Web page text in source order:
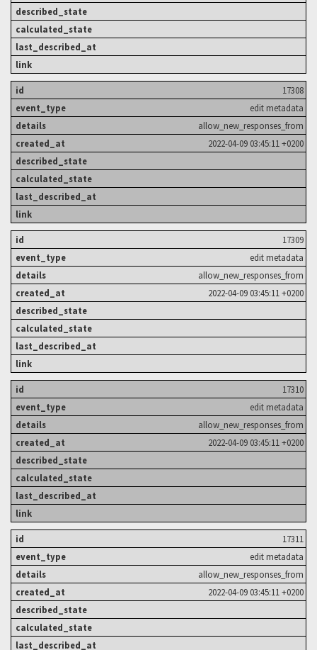
17308
edit metadata
allow_new_responses_from
2022-04-09 03:45:11 +0200
17309
edit metadata
allow_new_responses_from
2022-04-09 03:45:11 +0200
17310
edit metadata
allow_new_responses_from
2022-04-09 03:45:11 +0200
17311
edit metadata
allow_new_responses_from
2022-04-09 03:45:11 +0200